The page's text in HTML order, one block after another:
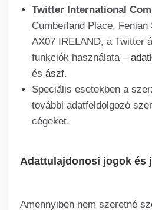
Twitter International
Cumberland Place,
AX07 IRELAND, a Twitter
funkciók használata –
és ászf.
Speciális esetekben a
további adatfeldolgozó
cégeket.
Adattulajdonosi jogok és
Amennyiben nem szeretné